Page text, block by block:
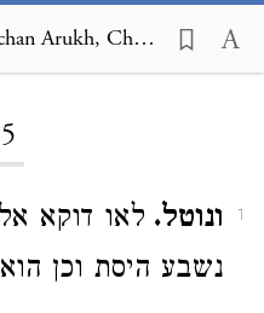
Ba'er Hetev on Shulchan Arukh, Choshen Mishpat 135
1 ונוטל. לאו דוקא
נשבע היסת וכן